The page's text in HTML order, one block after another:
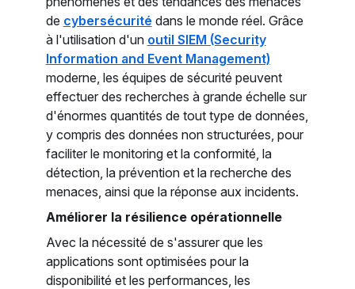
de cybersécurité dans le monde réel. Grâce
à l'utilisation d'un outil SIEM (Security
Information and Event Management)
moderne, les équipes de sécurité peuvent
effectuer des recherches à grande échelle sur
d'énormes quantités de tout type de données,
y compris des données non structurées, pour
faciliter le monitoring et la conformité, la
détection, la prévention et la recherche des
menaces, ainsi que la réponse aux incidents.
Améliorer la résilience opérationnelle
Avec la nécessité de s'assurer que les
applications sont optimisées pour la
disponibilité et les performances, les